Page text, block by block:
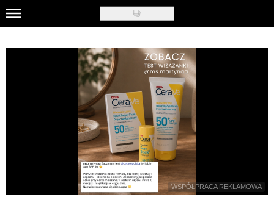
Skip
to
main
WSPÓŁPRACA REKLAMOWA